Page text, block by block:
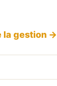
la gestion →